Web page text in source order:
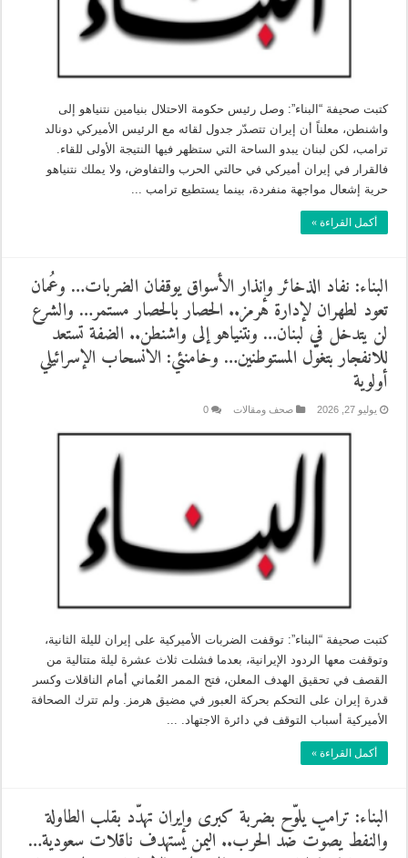
كتبت صحيفة “البناء”: وصل رئيس حكومة الاحتلال بنيامين نتنياهو إلى
واشنطن، معلناً أن إيران تتصدّر جدول لقائه مع الرئيس الأميركي دونالد
ترامب، لكن لبنان يبدو الساحة التي ستظهر فيها النتيجة الأولى للقاء.
فالقرار في إيران أميركي في حالتي الحرب والتفاوض، ولا يملك نتنياهو
حرية إشعال مواجهة منفردة، بينما يستطيع ترامب ...
أكمل القراءة »
البناء: نفاد الذخائر وإنذار الأسواق يوقفان الضربات… وعُمان
تعود لطهران لإدارة هرمز.. الحصار بالحصار مستمر… والشرع
لن يتدخل في لبنان… ونتنياهو إلى واشنطن.. الضفة تستعد
للانفجار بتغوّل المستوطنين… وخامنئي: الانسحاب الإسرائيلي
أولوية
يوليو 27, 2026 صحف ومقالات 0
كتبت صحيفة “البناء”: توقفت الضربات الأميركية على إيران لليلة الثانية،
وتوقفت معها الردود الإيرانية، بعدما فشلت ثلاث عشرة ليلة متتالية من
القصف في تحقيق الهدف المعلن، فتح الممر العُماني أمام الناقلات وكسر
قدرة إيران على التحكم بحركة العبور في مضيق هرمز. ولم تترك الصحافة
الأميركية أسباب التوقف في دائرة الاجتهاد. ...
أكمل القراءة »
البناء: ترامب يلوّح بضربة كبرى وإيران تهدّد بقلب الطاولة
والنفط يصوّت ضد الحرب.. اليمن يستهدف ناقلات سعودية…